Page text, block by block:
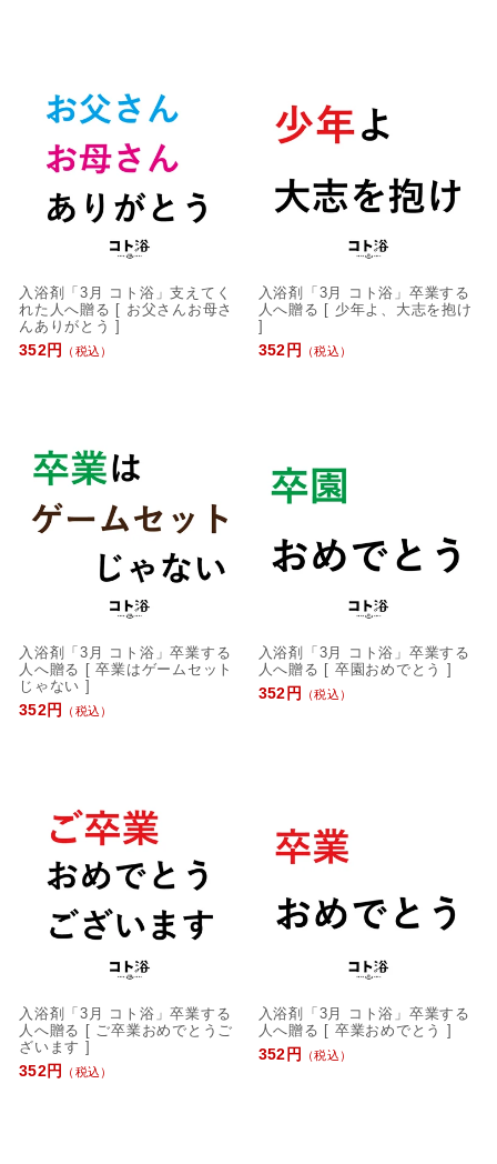
入浴剤「3月 コト浴」支えてく
れた人へ贈る [ お父さんお母さ
んありがとう ]
352円
（税込）
入浴剤「3月 コト浴」卒業する
人へ贈る [ 少年よ、大志を抱け
]
352円
（税込）
入浴剤「3月 コト浴」卒業する
人へ贈る [ 卒業はゲームセット
じゃない ]
352円
（税込）
入浴剤「3月 コト浴」卒業する
人へ贈る [ 卒園おめでとう ]
352円
（税込）
入浴剤「3月 コト浴」卒業する
人へ贈る [ ご卒業おめでとうご
ざいます ]
352円
（税込）
入浴剤「3月 コト浴」卒業する
人へ贈る [ 卒業おめでとう ]
352円
（税込）